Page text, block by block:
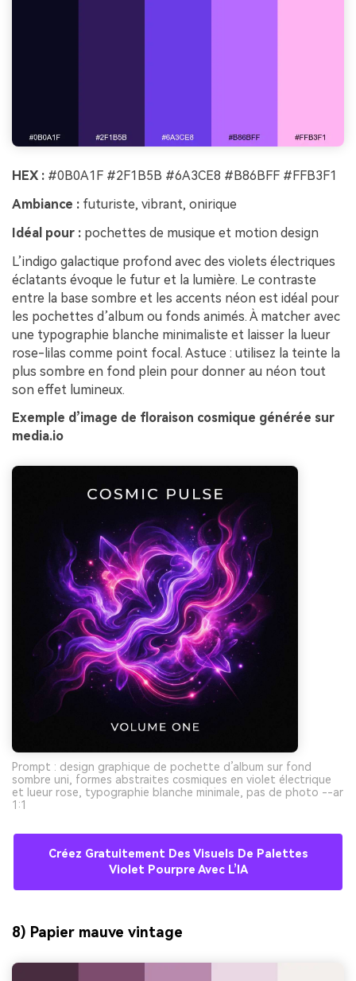
HEX : #0B0A1F #2F1B5B #6A3CE8 #B86BFF #FFB3F1
Ambiance : futuriste, vibrant, onirique
Idéal pour : pochettes de musique et motion design
L’indigo galactique profond avec des violets électriques
éclatants évoque le futur et la lumière. Le contraste
entre la base sombre et les accents néon est idéal pour
les pochettes d’album ou fonds animés. À matcher avec
une typographie blanche minimaliste et laisser la lueur
rose-lilas comme point focal. Astuce : utilisez la teinte la
plus sombre en fond plein pour donner au néon tout
son effet lumineux.
Exemple d’image de floraison cosmique générée sur
media.io
Prompt : design graphique de pochette d’album sur fond
sombre uni, formes abstraites cosmiques en violet électrique
et lueur rose, typographie blanche minimale, pas de photo --ar
1:1
Créez Gratuitement Des Visuels De Palettes
Violet Pourpre Avec L’IA
8) Papier mauve vintage